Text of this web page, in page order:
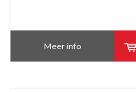
Meer info